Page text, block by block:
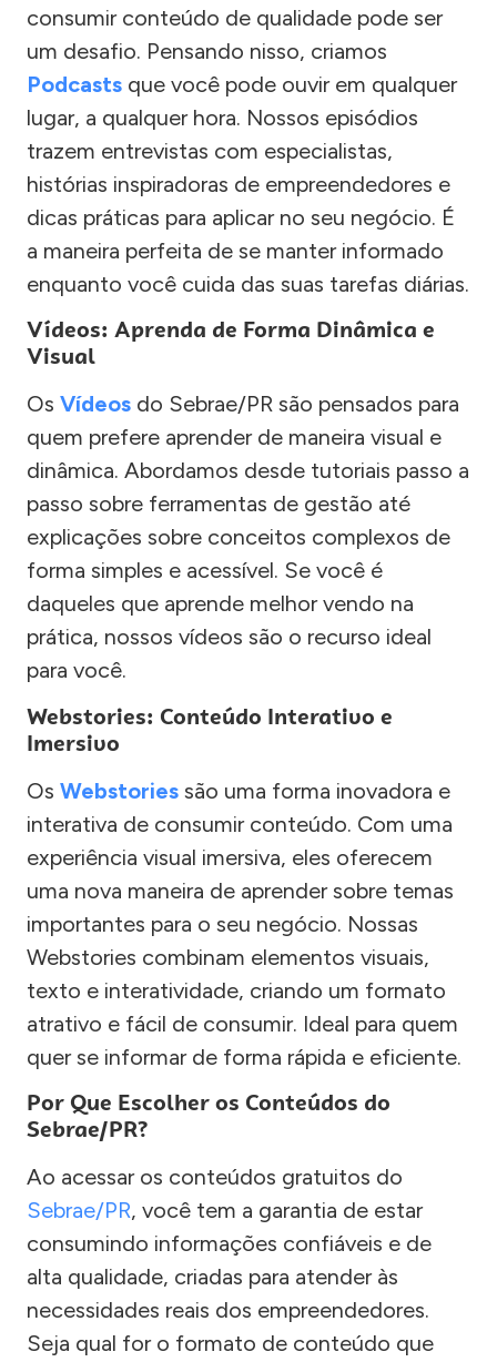
consumir conteúdo de qualidade pode ser
um desafio. Pensando nisso, criamos
Podcasts que você pode ouvir em qualquer
lugar, a qualquer hora. Nossos episódios
trazem entrevistas com especialistas,
histórias inspiradoras de empreendedores e
dicas práticas para aplicar no seu negócio. É
a maneira perfeita de se manter informado
enquanto você cuida das suas tarefas diárias.
Vídeos: Aprenda de Forma Dinâmica e
Visual
Os Vídeos do Sebrae/PR são pensados para
quem prefere aprender de maneira visual e
dinâmica. Abordamos desde tutoriais passo a
passo sobre ferramentas de gestão até
explicações sobre conceitos complexos de
forma simples e acessível. Se você é
daqueles que aprende melhor vendo na
prática, nossos vídeos são o recurso ideal
para você.
Webstories: Conteúdo Interativo e
Imersivo
Os Webstories são uma forma inovadora e
interativa de consumir conteúdo. Com uma
experiência visual imersiva, eles oferecem
uma nova maneira de aprender sobre temas
importantes para o seu negócio. Nossas
Webstories combinam elementos visuais,
texto e interatividade, criando um formato
atrativo e fácil de consumir. Ideal para quem
quer se informar de forma rápida e eficiente.
Por Que Escolher os Conteúdos do
Sebrae/PR?
Ao acessar os conteúdos gratuitos do
Sebrae/PR, você tem a garantia de estar
consumindo informações confiáveis e de
alta qualidade, criadas para atender às
necessidades reais dos empreendedores.
Seja qual for o formato de conteúdo que